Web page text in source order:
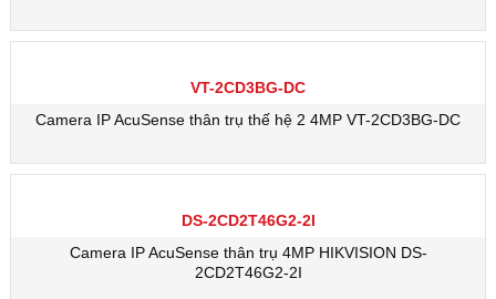
VT-2CD3BG-DC
Camera IP AcuSense thân trụ thế hệ 2 4MP VT-2CD3BG-DC
DS-2CD2T46G2-2I
Camera IP AcuSense thân trụ 4MP HIKVISION DS-
2CD2T46G2-2I